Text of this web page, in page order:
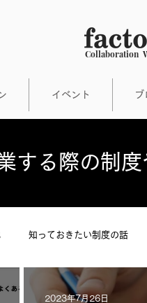
Collaboration
イベント ブ
する際の制
知っておきたい制度の話
方について、メンバーでディスカ
2023年7月26日